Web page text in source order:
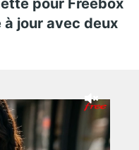
pour Freebox
à jour avec deux